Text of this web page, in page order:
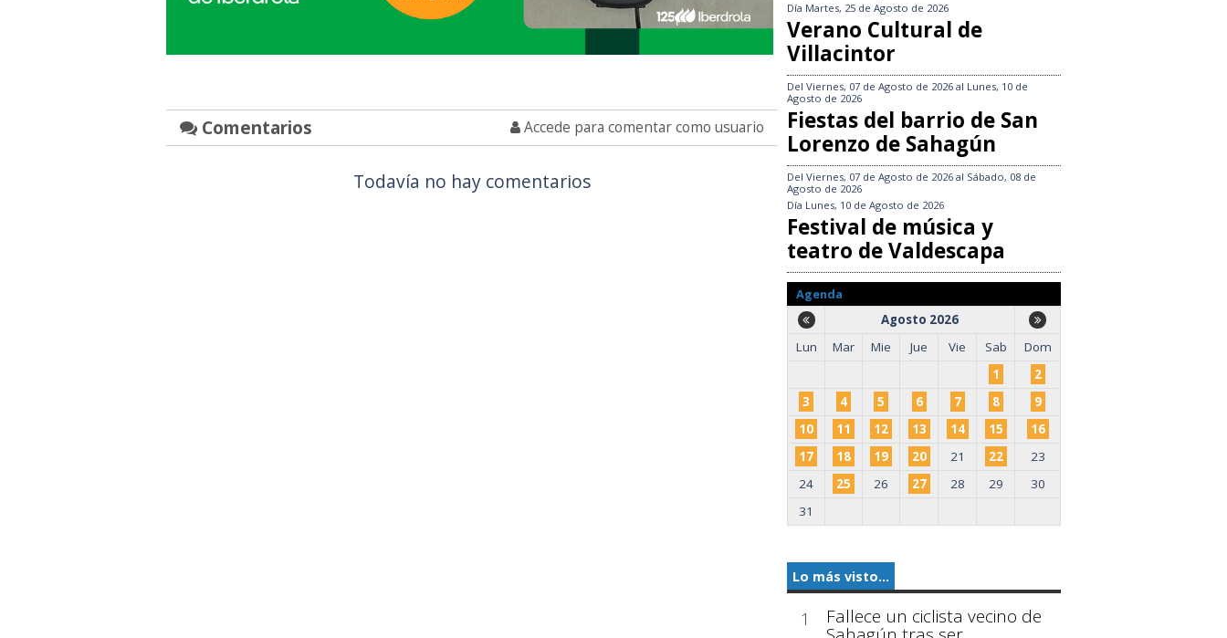
Comentarios Accede para comentar como usuario
Todavía no hay comentarios
Día Martes, 25 de Agosto de 2026
Verano Cultural de
Villacintor
Del Viernes, 07 de Agosto de 2026 al Lunes, 10 de
Agosto de 2026
Fiestas del barrio de San
Lorenzo de Sahagún
Del Viernes, 07 de Agosto de 2026 al Sábado, 08 de
Agosto de 2026
Día Lunes, 10 de Agosto de 2026
Festival de música y
teatro de Valdescapa
Agenda
Agosto 2026
Lun
Mar Mie Jue Vie Sab
Dom
1
2
3
4 5 6 7 8
9
10
11 12 13 14 15
16
17
18 19 20 21 22
23
24
25 26 27 28 29
30
31
Lo más visto...
1 Fallece un ciclista vecino de